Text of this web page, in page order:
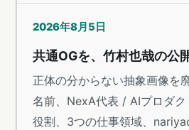
2026年8月5日
共通OGを、竹村也哉の公
正体の分からない抽象画像を
名前、NexA代表 / AIプロダク
役割、3つの仕事領域、